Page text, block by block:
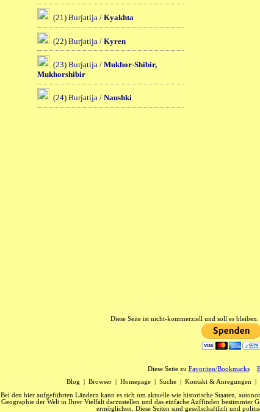
(21) Burjatija / Kyakhta
(22) Burjatija / Kyren
(23) Burjatija / Mukhor-Shibir,
Mukhorshibir
(24) Burjatija / Naushki
Diese Seite ist nicht-kommerziell und soll es
Diese Seite zu Favoriten/Bookmarks
Blog
Browser| Homepage| Suche| Kontakt & Anregungen|
Bei den hier aufgeführten Ländern kann es sich um aktuelle wie historische Staaten,
Geographie der Welt in Ihrer Vielfalt darzustellen und das einfache Auffinden bestimmter
ermöglichen. Diese Seiten sind gesellschaftlich und